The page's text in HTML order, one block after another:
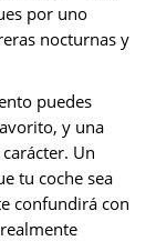
por uno
nocturnas y
puedes
y una
Un
tu coche sea
confundirá con